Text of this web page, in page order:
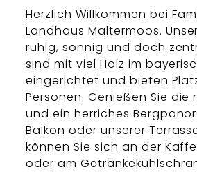
Herzlich Willkommen bei
Landhaus Maltermoos.
ruhig, sonnig und doch
sind mit viel Holz im
eingerichtet und bieten
Personen. Genießen Sie die
und ein herriches
Balkon oder unserer
können Sie sich an der
oder am